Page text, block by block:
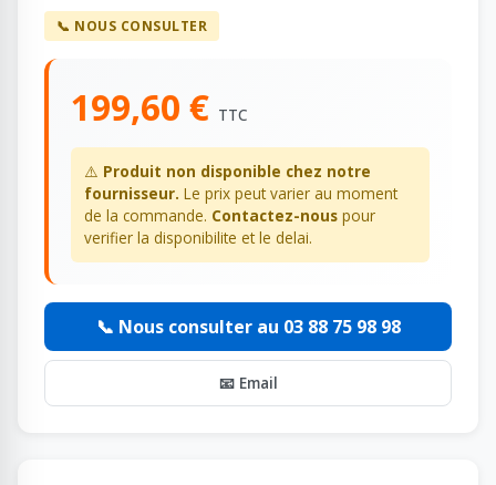
📞 NOUS CONSULTER
199,60 € TTC
⚠️ Produit non disponible chez notre
fournisseur. Le prix peut varier au moment
de la commande. Contactez-nous pour
verifier la disponibilite et le delai.
📞 Nous consulter au 03 88 75 98 98
📧 Email